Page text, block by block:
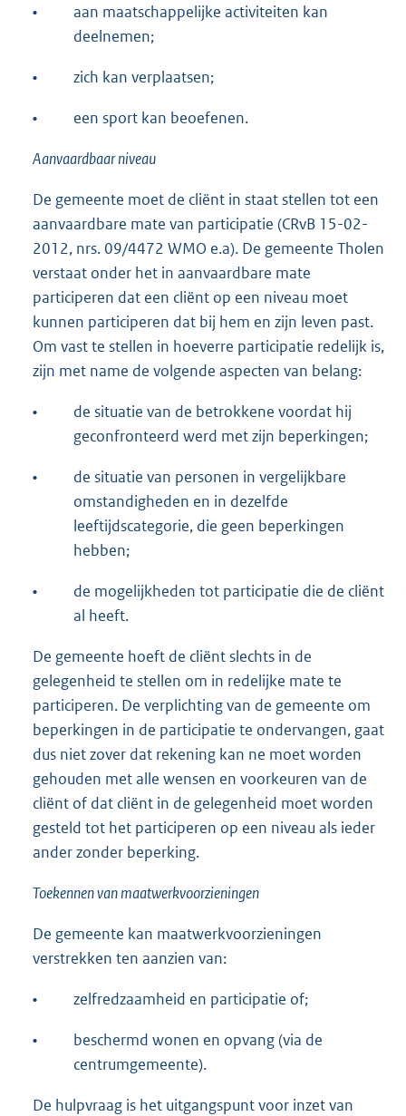
•
aan maatschappelijke activiteiten kan
deelnemen;
• zich kan verplaatsen;
• een sport kan beoefenen.
Aanvaardbaar niveau
De gemeente moet de cliënt in staat stellen tot een
aanvaardbare mate van participatie (CRvB 15-02-
2012, nrs. 09/4472 WMO e.a). De gemeente Tholen
verstaat onder het in aanvaardbare mate
participeren dat een cliënt op een niveau moet
kunnen participeren dat bij hem en zijn leven past.
Om vast te stellen in hoeverre participatie redelijk is,
zijn met name de volgende aspecten van belang:
•
de situatie van de betrokkene voordat hij
geconfronteerd werd met zijn beperkingen;
•
de situatie van personen in vergelijkbare
omstandigheden en in dezelfde
leeftijdscategorie, die geen beperkingen
hebben;
•
de mogelijkheden tot participatie die de cliënt
al heeft.
De gemeente hoeft de cliënt slechts in de
gelegenheid te stellen om in redelijke mate te
participeren. De verplichting van de gemeente om
beperkingen in de participatie te ondervangen, gaat
dus niet zover dat rekening kan ne moet worden
gehouden met alle wensen en voorkeuren van de
cliënt of dat cliënt in de gelegenheid moet worden
gesteld tot het participeren op een niveau als ieder
ander zonder beperking.
Toekennen van maatwerkvoorzieningen
De gemeente kan maatwerkvoorzieningen
verstrekken ten aanzien van:
• zelfredzaamheid en participatie of;
•
beschermd wonen en opvang (via de
centrumgemeente).
De hulpvraag is het uitgangspunt voor inzet van